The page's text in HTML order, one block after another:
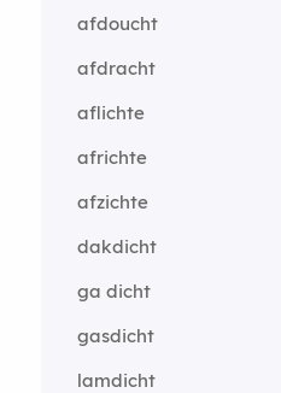
afdoucht
afdracht
aflichte
africhte
afzichte
dakdicht
ga dicht
gasdicht
lamdicht